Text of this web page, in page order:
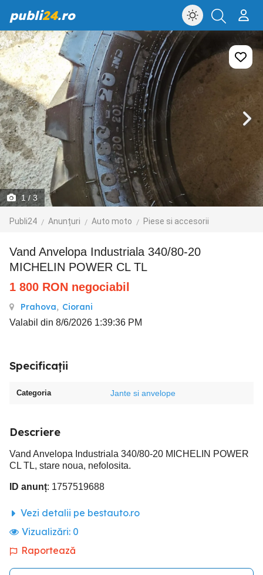
publi24.ro
1/ 3
Publi24 Anunțuri Auto moto Piese si accesorii
Vand Anvelopa Industriala 340/80-20
MICHELIN POWER CL TL
1 800 RON negociabil
Prahova, Ciorani
Valabil din 8/6/2026 1:39:36 PM
Specificații
Categoria Jante si anvelope
Descriere
Vand Anvelopa Industriala 340/80-20 MICHELIN POWER
CL TL, stare noua, nefolosita.
ID anunț: 1757519688
Vezi detalii pe bestauto.ro
Vizualizări: 0
Raportează